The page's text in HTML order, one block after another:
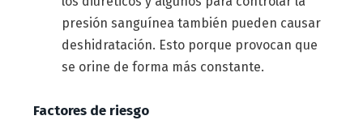
presión sanguínea también pueden causar
deshidratación. Esto porque provocan que
se orine de forma más constante.
Factores de riesgo